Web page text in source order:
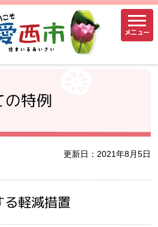
メニュー
の特例
更新日：2021年8月5日
軽減措置